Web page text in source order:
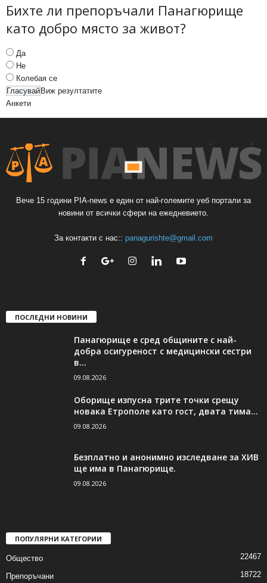
Бихте ли препоръчали Панагюрище
като добро място за живот?
Да
Не
Колебая се
Виж резултатите
Анкети
Вече 15 години PIA-news е един от най-големите уеб портали за
новини от всички сфери на ежедневието.
За контакти с нас:: panagurishte@gmail.com
ПОСЛЕДНИ НОВИНИ
Панагюрище е сред общините с най-
добра осигуреност с медицински сестри
в...
09.08.2026
Оборище изпусна трите точки срещу
новака Етрополе като гост, двата тима...
09.08.2026
Безплатно и анонимно изследване за ХИВ
ще има в Панагюрище.
09.08.2026
ПОПУЛЯРНИ КАТЕГОРИИ
Общество 22467
Препоръчани 18722